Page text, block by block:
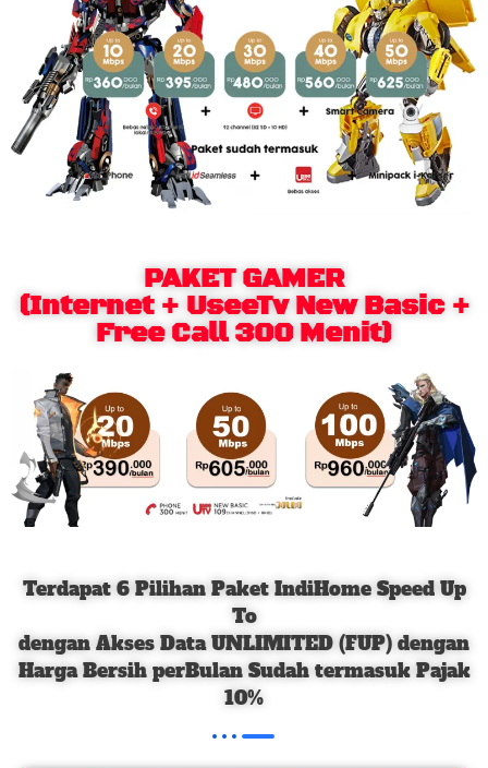
PAKET GAMER
(Internet + UseeTv New Basic +
Free Call 300 Menit)
Terdapat 6 Pilihan Paket IndiHome Speed Up
To
dengan Akses Data UNLIMITED (FUP) dengan
Harga Bersih perBulan Sudah termasuk Pajak
10%